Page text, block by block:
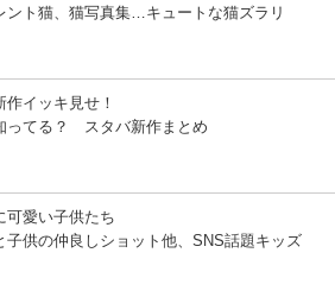
ント猫、猫写真集…キュートな猫ズラリ
作イッキ見せ！
ってる？ スタバ新作まとめ
可愛い子供たち
子供の仲良しショット他、SNS話題キッズ